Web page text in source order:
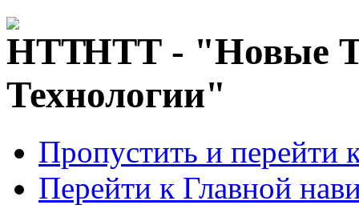
НТТ - "Новые
Технологии"
Пропустить и перейти
Перейти к Главной